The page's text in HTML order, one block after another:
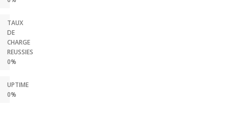
TAUX
DE
CHARGE
REUSSIES
0%
UPTIME
0%